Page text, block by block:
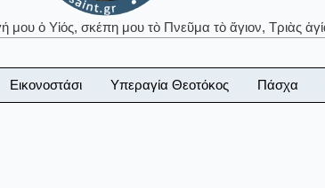
ὁ Υἱός, σκέπη μου τὸ Πνεῦμα τὸ ἅγιον, Τριὰς
Εικονοστάσι Υπεραγία Θεοτόκος Πάσχα